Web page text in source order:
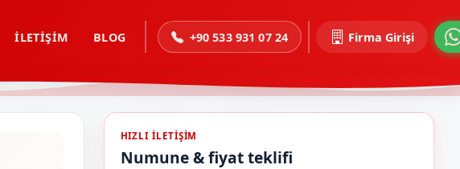
İLETIŞIM BLOG +90 533 931 07 24 Firma Girişi
HIZLI ILETIŞIM
Numune & fiyat teklifi